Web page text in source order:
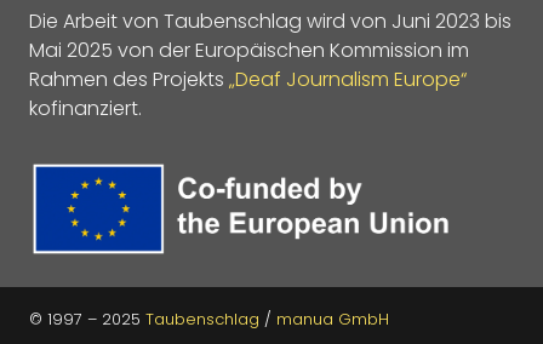
Die Arbeit von Taubenschlag wird von Juni 2023 bis
Mai 2025 von der Europäischen Kommission im
Rahmen des Projekts „Deaf Journalism Europe“
kofinanziert.
© 1997 – 2025 Taubenschlag / manua GmbH